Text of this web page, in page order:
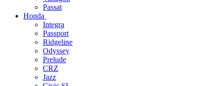
Passat
Honda
Integra
Passport
Ridgeline
Odyssey
Prelude
CRZ
Jazz